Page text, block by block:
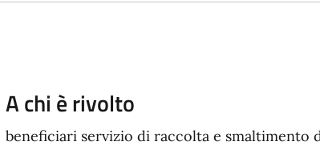
A chi è rivolto
beneficiari servizio di raccolta e smaltimento